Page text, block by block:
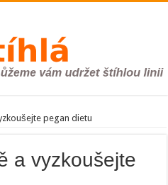
pegan dietu
a vyzkoušejte